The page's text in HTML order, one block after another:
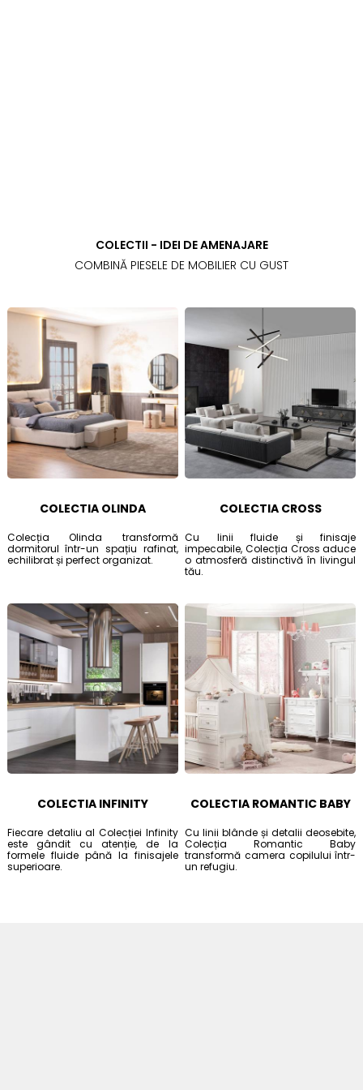
COLECTII - IDEI DE AMENAJARE
COMBINĂ PIESELE DE MOBILIER CU GUST
COLECTIA OLINDA
Colecția Olinda transformă
dormitorul într-un spațiu rafinat,
echilibrat și perfect organizat.
COLECTIA CROSS
Cu linii fluide și finisaje
impecabile, Colecția Cross aduce
o atmosferă distinctivă în livingul
tău.
COLECTIA INFINITY
Fiecare detaliu al Colecției Infinity
este gândit cu atenție, de la
formele fluide până la finisajele
superioare.
COLECTIA ROMANTIC BABY
Cu linii blânde și detalii deosebite,
Colecția Romantic Baby
transformă camera copilului într-
un refugiu.